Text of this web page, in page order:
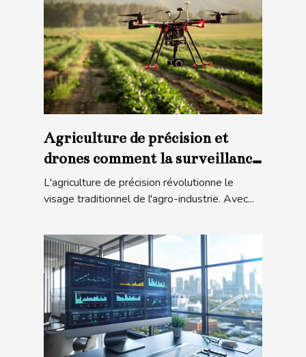
Agriculture de précision et
drones comment la surveillance
aérienne change l'agriculture
L'agriculture de précision révolutionne le
visage traditionnel de l'agro-industrie. Avec...